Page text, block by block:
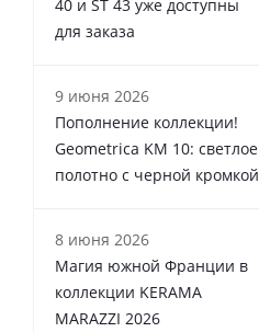
40 и ST 43 уже доступны
для заказа
9 июня 2026
Пополнение коллекции!
Geometrica KM 10: светлое
полотно с черной кромкой
8 июня 2026
Магия южной Франции в
коллекции KERAMA
MARAZZI 2026